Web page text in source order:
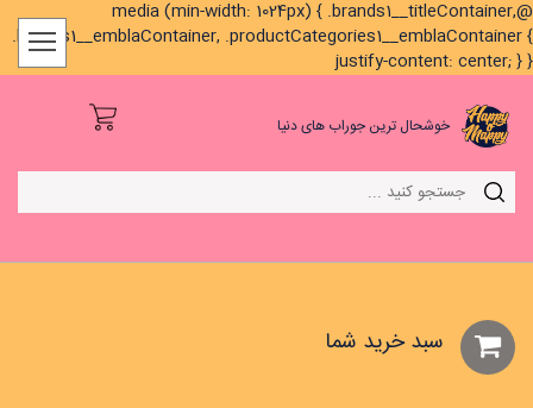
@media (min-width: 1024px) { .brands1__titleContainer,
.brands1__emblaContainer, .productCategories1__emblaContainer {
justify-content: center; } }
خوشحال ترین جوراب های دنیا
سبد خريد شما